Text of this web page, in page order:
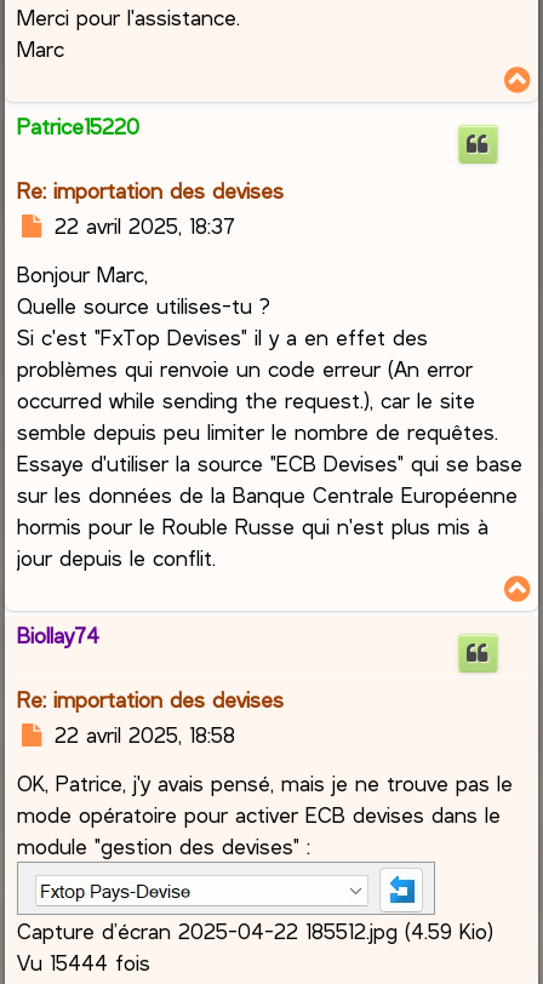
Merci pour l'assistance.
Marc
Patrice15220
Re: importation des devises
M
s
s
a
g
e
22 avril 2025, 18:37
Bonjour Marc,
Quelle source utilises-tu ?
Si c'est "FxTop Devises" il y a en effet des
problèmes qui renvoie un code erreur (An error
occurred while sending the request.), car le site
semble depuis peu limiter le nombre de requêtes.
Essaye d'utiliser la source "ECB Devises" qui se base
sur les données de la Banque Centrale Européenne
hormis pour le Rouble Russe qui n'est plus mis à
jour depuis le conflit.
Biollay74
Re: importation des devises
M
s
s
a
g
e
22 avril 2025, 18:58
OK, Patrice, j'y avais pensé, mais je ne trouve pas le
mode opératoire pour activer ECB devises dans le
module "gestion des devises" :
Capture d’écran 2025-04-22 185512.jpg (4.59 Kio)
Vu 15444 fois